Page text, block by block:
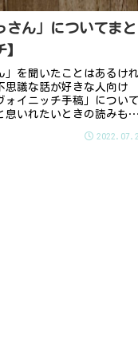
さん」についてまと
」を聞いたことはあるけれ
思議な話が好きな人向け
ォイニッチ手稿」について
息いれたいときの読みもの